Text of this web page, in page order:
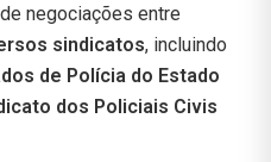
negociações entre
sindicatos, incluindo
de Polícia do Estado
dos Policiais Civis